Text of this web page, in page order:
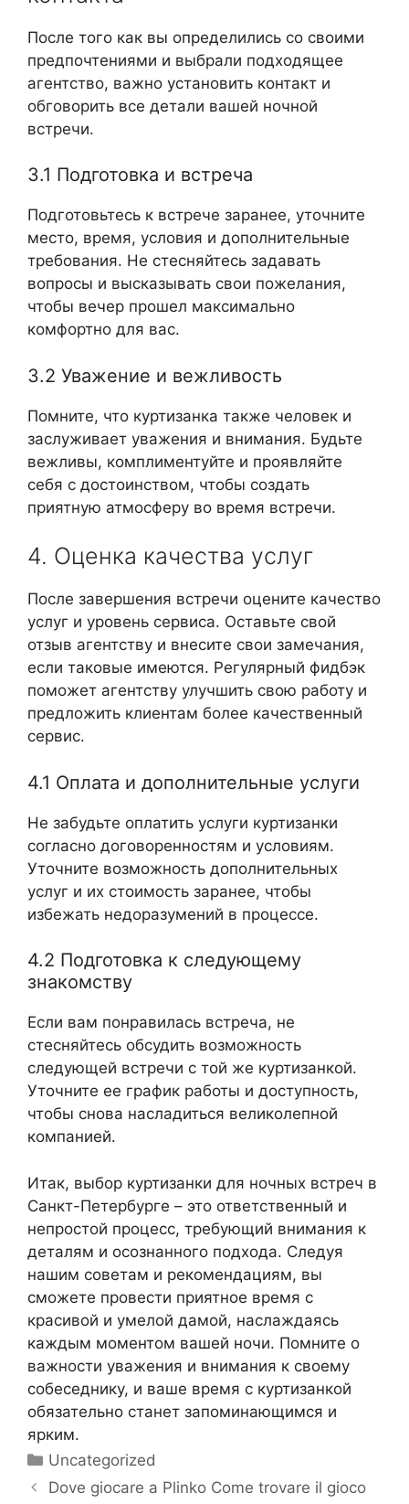
После того как вы определились со своими
предпочтениями и выбрали подходящее
агентство, важно установить контакт и
обговорить все детали вашей ночной
встречи.
3.1 Подготовка и встреча
Подготовьтесь к встрече заранее, уточните
место, время, условия и дополнительные
требования. Не стесняйтесь задавать
вопросы и высказывать свои пожелания,
чтобы вечер прошел максимально
комфортно для вас.
3.2 Уважение и вежливость
Помните, что куртизанка также человек и
заслуживает уважения и внимания. Будьте
вежливы, комплиментуйте и проявляйте
себя с достоинством, чтобы создать
приятную атмосферу во время встречи.
4. Оценка качества услуг
После завершения встречи оцените качество
услуг и уровень сервиса. Оставьте свой
отзыв агентству и внесите свои замечания,
если таковые имеются. Регулярный фидбэк
поможет агентству улучшить свою работу и
предложить клиентам более качественный
сервис.
4.1 Оплата и дополнительные услуги
Не забудьте оплатить услуги куртизанки
согласно договоренностям и условиям.
Уточните возможность дополнительных
услуг и их стоимость заранее, чтобы
избежать недоразумений в процессе.
4.2 Подготовка к следующему
знакомству
Если вам понравилась встреча, не
стесняйтесь обсудить возможность
следующей встречи с той же куртизанкой.
Уточните ее график работы и доступность,
чтобы снова насладиться великолепной
компанией.
Итак, выбор куртизанки для ночных встреч в
Санкт-Петербурге – это ответственный и
непростой процесс, требующий внимания к
деталям и осознанного подхода. Следуя
нашим советам и рекомендациям, вы
сможете провести приятное время с
красивой и умелой дамой, наслаждаясь
каждым моментом вашей ночи. Помните о
важности уважения и внимания к своему
собеседнику, и ваше время с куртизанкой
обязательно станет запоминающимся и
ярким.
Categorías
Uncategorized
Dove giocare a Plinko Come trovare il gioco